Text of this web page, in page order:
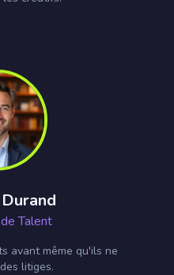
Talent
avant même qu'ils ne
litiges.